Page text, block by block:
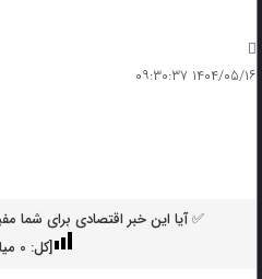
۱۴۰۴/۰۵/۱۶ ۰۹:۳۰:۳۷
✅ آیا این خبر اقتصادی برای شما
[کل: 0